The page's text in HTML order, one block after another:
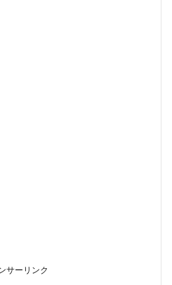
サーリンク